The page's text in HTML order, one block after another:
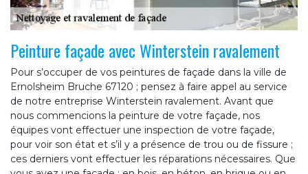
Peinture façade avec Winterstein ravalement
Pour s’occuper de vos peintures de façade dans la ville de
Ernolsheim Bruche 67120 ; pensez à faire appel au service
de notre entreprise Winterstein ravalement. Avant que
nous commencions la peinture de votre façade, nos
équipes vont effectuer une inspection de votre façade,
pour voir son état et s’il y a présence de trou ou de fissure ;
ces derniers vont effectuer les réparations nécessaires. Que